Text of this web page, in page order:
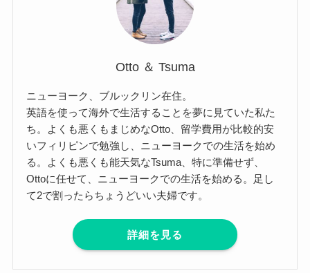
Otto ＆ Tsuma
ニューヨーク、ブルックリン在住。
英語を使って海外で生活することを夢に見ていた私た
ち。よくも悪くもまじめなOtto、留学費用が比較的安
いフィリピンで勉強し、ニューヨークでの生活を始め
る。よくも悪くも能天気なTsuma、特に準備せず、
Ottoに任せて、ニューヨークでの生活を始める。足し
て2で割ったらちょうどいい夫婦です。
詳細を見る